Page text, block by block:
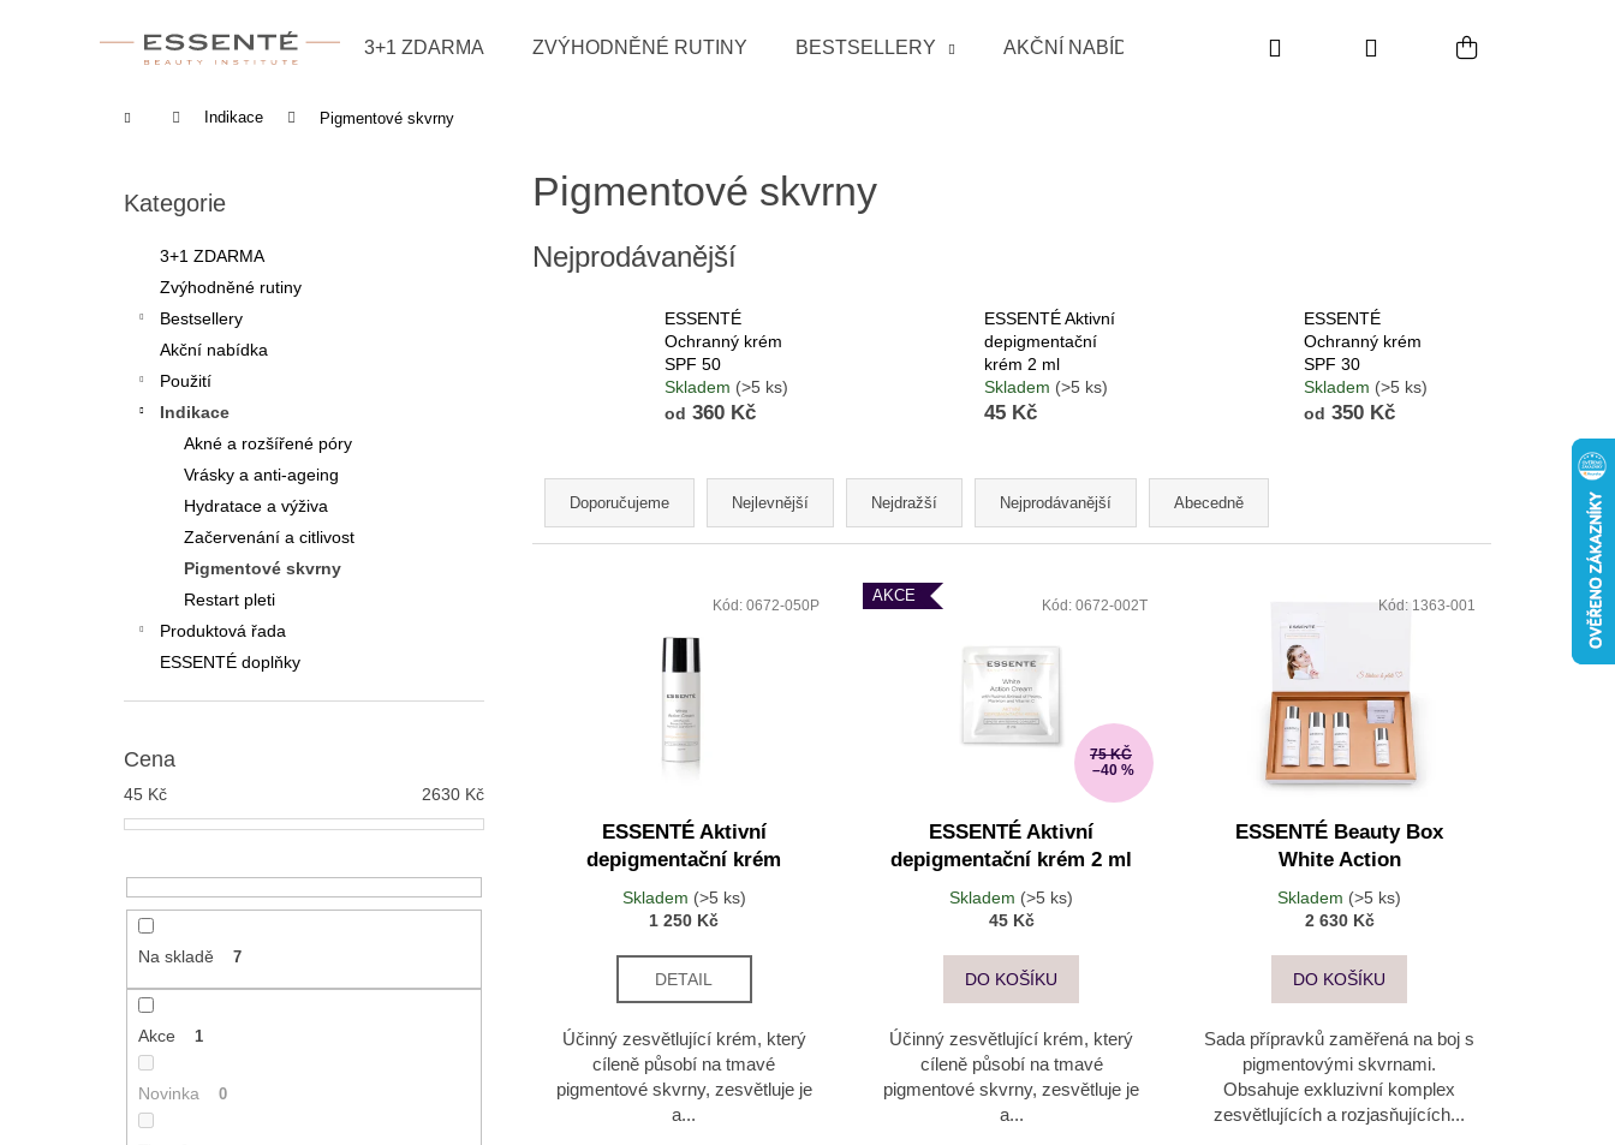
3+1 ZDARMA ZVÝHODNĚNÉ RUTINY BESTSELLERY AKČNÍ NABÍDKA POUŽITÍ INDIKACE
Hledat PřihlášeníNákupní
Domů Indikace Pigmentové skvrny
Přeskočit kategorie
Kategorie
3+1 ZDARMA
Zvýhodněné rutiny
Bestsellery
Akční nabídka
Použití
Indikace
Akné a rozšířené póry
Vrásky a anti-ageing
Hydratace a výživa
Začervenání a citlivost
Pigmentové skvrny
Restart pleti
Produktová řada
ESSENTÉ doplňky
Cena
45 Kč 2630 Kč
Na skladě 7
Akce 1
Novinka 0
Pigmentové skvrny
Nejprodávanější
ESSENTÉ
Ochranný krém
SPF 50
Skladem (>5 ks)
od 360 Kč
ESSENTÉ Aktivní
depigmentační
krém 2 ml
Skladem (>5 ks)
45 Kč
ESSENTÉ
Ochranný krém
SPF 30
Skladem (>5 ks)
od 350 Kč
Řazení produktů
Doporučujeme Nejlevnější Nejdražší Nejprodávanější Abecedně
ESSENTÉ Aktivní
depigmentační krém
Skladem (>5 ks)
1 250 Kč
DETAIL
Účinný zesvětlující krém, který
cíleně působí na tmavé
pigmentové skvrny, zesvětluje je
a...
Kód:0672-050P
AKCE
75 KČ
–40 %
ESSENTÉ Aktivní
depigmentační krém 2 ml
Skladem (>5 ks)
45 Kč
DO KOŠÍKU
Účinný zesvětlující krém, který
cíleně působí na tmavé
pigmentové skvrny, zesvětluje je
a...
Kód: 0672-002T
ESSENTÉ Beauty Box
White Action
Skladem (>5 ks)
2 630 Kč
DO KOŠÍKU
Sada přípravků zaměřená na boj s
pigmentovými skvrnami.
Obsahuje exkluzivní komplex
zesvětlujících a rozjasňujících...
Kód: 1363-001
Doporučujeme
ESSENTÉ MYCÍ EMULZE S AHA
KYSELINAMI
100 Kč
ESSENTÉ JEMNÁ ČISTICÍ PĚNA
ESSENTÉ AKTIVNÍ BOOSTER PŘI
32 Kč
64 Kč